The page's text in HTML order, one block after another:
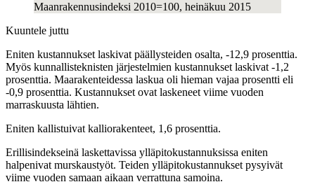
Maanrakennusindeksi 2010=100, heinäkuu 2015
Kuuntele juttu
Eniten kustannukset laskivat päällysteiden osalta, -12,9 prosenttia.
Myös kunnallisteknisten järjestelmien kustannukset laskivat -1,2
prosenttia. Maarakenteidessa laskua oli hieman vajaa prosentti eli
-0,9 prosenttia. Kustannukset ovat laskeneet viime vuoden
marraskuusta lähtien.
Eniten kallistuivat kalliorakenteet, 1,6 prosenttia.
Erillisindekseinä laskettavissa ylläpitokustannuksissa eniten
halpenivat murskaustyöt. Teiden ylläpitokustannukset pysyivät
viime vuoden samaan aikaan verrattuna samoina.